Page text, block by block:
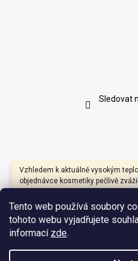
Tento web používá soubory
tohoto webu vyjadřujete
informací zde.
Vzhledem k aktuálně vysokým
objednávce kosmetiky pečlivě
teplotám, které mohou negativně
přírodními oleji, másly, vosky nebo
Pokud je to možné, doporučujeme
místo nebo na adresu, kde bude
Sledovat